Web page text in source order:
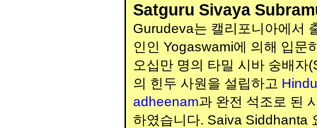
Satguru Sivaya
Gurudeva는 캘리포니아에서
인인 Yogaswami에 의해 입문
오십만 명의 타밀 시바 숭배
의 힌두 사원을 설립하고
adheenam과 완전 석조로 된
하였습니다. Saiva Siddhanta